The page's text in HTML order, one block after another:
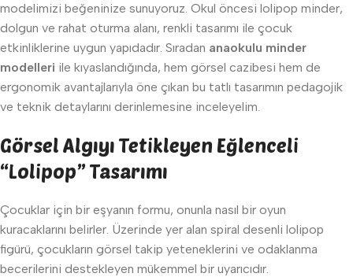
modelimizi beğeninize sunuyoruz. Okul öncesi lolipop minder,
dolgun ve rahat oturma alanı, renkli tasarımı ile çocuk
etkinliklerine uygun yapıdadır. Sıradan anaokulu minder
modelleri ile kıyaslandığında, hem görsel cazibesi hem de
ergonomik avantajlarıyla öne çıkan bu tatlı tasarımın pedagojik
ve teknik detaylarını derinlemesine inceleyelim.
Görsel Algıyı Tetikleyen Eğlenceli
“Lolipop” Tasarımı
Çocuklar için bir eşyanın formu, onunla nasıl bir oyun
kuracaklarını belirler. Üzerinde yer alan spiral desenli lolipop
figürü, çocukların görsel takip yeteneklerini ve odaklanma
becerilerini destekleyen mükemmel bir uyarıcıdır.